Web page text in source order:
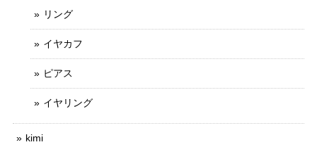
リング
イヤカフ
ピアス
イヤリング
kimi